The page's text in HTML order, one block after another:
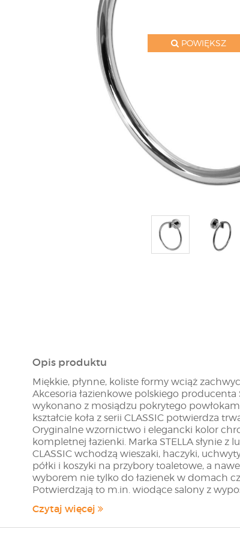
POWIĘKSZ
Opis produktu
Miękkie, płynne, koliste formy wciąż
Akcesoria łazienkowe polskiego
wykonano z mosiądzu pokrytego
kształcie koła z serii CLASSIC potwierdza
Oryginalne wzornictwo i elegancki kolor
kompletnej łazienki. Marka STELLA słynie z
CLASSIC wchodzą wieszaki, haczyki,
półki i koszyki na przybory toaletowe, a
wyborem nie tylko do łazienek w domach
Potwierdzają to m.in. wiodące salony z
skontaktuj się z nami poprzez formularz
Czytaj więcej